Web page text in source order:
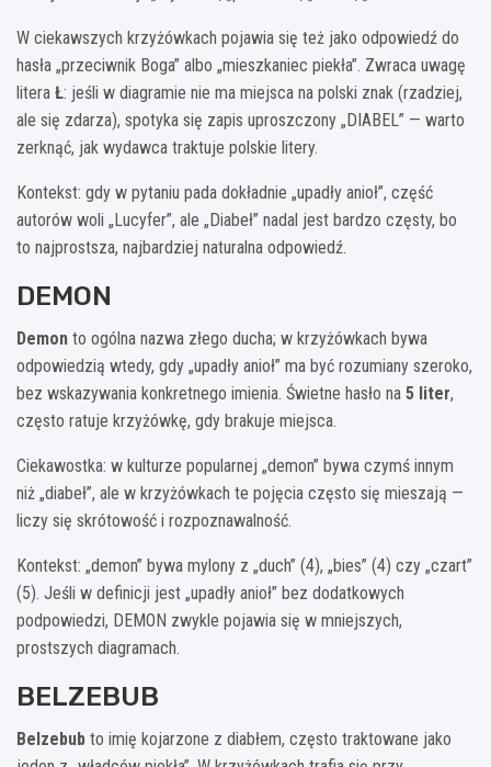
W ciekawszych krzyżówkach pojawia się też jako odpowiedź do
hasła „przeciwnik Boga” albo „mieszkaniec piekła”. Zwraca uwagę
litera Ł: jeśli w diagramie nie ma miejsca na polski znak (rzadziej,
ale się zdarza), spotyka się zapis uproszczony „DIABEL” — warto
zerknąć, jak wydawca traktuje polskie litery.
Kontekst: gdy w pytaniu pada dokładnie „upadły anioł”, część
autorów woli „Lucyfer”, ale „Diabeł” nadal jest bardzo częsty, bo
to najprostsza, najbardziej naturalna odpowiedź.
DEMON
Demon to ogólna nazwa złego ducha; w krzyżówkach bywa
odpowiedzią wtedy, gdy „upadły anioł” ma być rozumiany szeroko,
bez wskazywania konkretnego imienia. Świetne hasło na 5 liter,
często ratuje krzyżówkę, gdy brakuje miejsca.
Ciekawostka: w kulturze popularnej „demon” bywa czymś innym
niż „diabeł”, ale w krzyżówkach te pojęcia często się mieszają —
liczy się skrótowość i rozpoznawalność.
Kontekst: „demon” bywa mylony z „duch” (4), „bies” (4) czy „czart”
(5). Jeśli w definicji jest „upadły anioł” bez dodatkowych
podpowiedzi, DEMON zwykle pojawia się w mniejszych,
prostszych diagramach.
BELZEBUB
Belzebub to imię kojarzone z diabłem, często traktowane jako